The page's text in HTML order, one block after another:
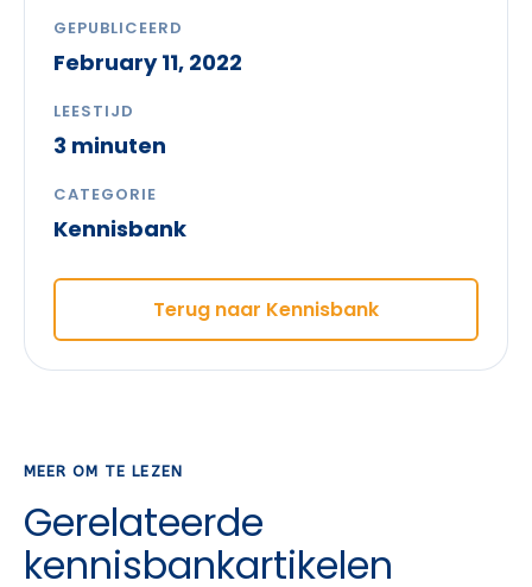
GEPUBLICEERD
February 11, 2022
LEESTIJD
3 minuten
CATEGORIE
Kennisbank
Terug naar Kennisbank
MEER OM TE LEZEN
Gerelateerde
kennisbankartikelen